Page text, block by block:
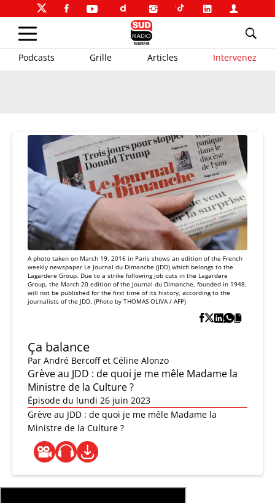
Podcasts Grille Articles Intervenez
A photo taken on March 19, 2016 in Paris shows an edition of the French
weekly newspaper Le Journal du Dimanche (JDD) which belongs to the
Lagardere Group. Due to a strike following job cuts in the Lagardere
Group, the March 20 edition of the Journal du Dimanche, founded in 1948,
will not be published for the first time of its history, according to the
journalists of the JDD. (Photo by THOMAS OLIVA / AFP)
Ça balance
Par André Bercoff et Céline Alonzo
Grève au JDD : de quoi je me mêle Madame la
Ministre de la Culture ?
Épisode du lundi 26 juin 2023
Grève au JDD : de quoi je me mêle Madame la
Ministre de la Culture ?